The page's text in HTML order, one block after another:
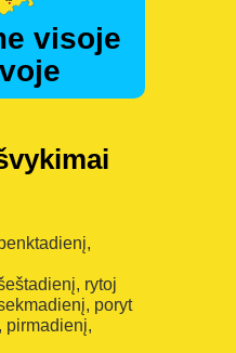
visoje
rytoj
poryt
pirmadienį,